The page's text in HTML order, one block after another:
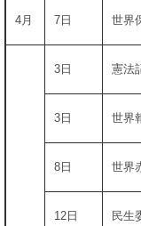
4月 7日 世界
3日 憲法
3日 世界
8日 世界
12日 民生